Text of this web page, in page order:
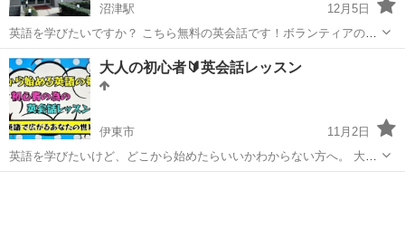
沼津駅
12月5日
英語を学びたいですか？ こちら無料の英会話です！ボランティアのネ
イティブ宣教師が英語を教えています！ 毎週水曜日の19:00から20:00
静岡 沼津市 沼津駅 英会話 宣教師
大人の初心者🔰英会話レッスン
伊東市
11月2日
英語を学びたいけど、どこから始めたらいいかわからない方へ。 大人
の初心者を対象にした簡単で楽しく続けられるレッスンです。 実生活